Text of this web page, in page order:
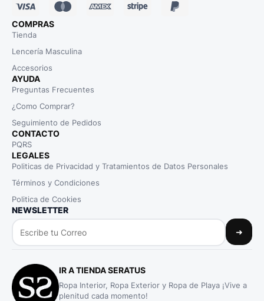
COMPRAS
Tienda
Lencería Masculina
Accesorios
AYUDA
Preguntas Frecuentes
¿Como Comprar?
Seguimiento de Pedidos
CONTACTO
PQRS
LEGALES
Politicas de Privacidad y Tratamientos de Datos Personales
Términos y Condiciones
Politica de Cookies
NEWSLETTER
➜
IR A TIENDA SERATUS
Ropa Interior, Ropa Exterior y Ropa de Playa ¡Vive a
plenitud cada momento!